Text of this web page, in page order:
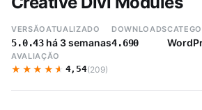
VERSÃO
5.0.43
ATUALIZADO
há 3 semanas
DOWNLOADS
4.690
AVALIAÇÃO
★★★★★
★★★★★ 4,54(209)